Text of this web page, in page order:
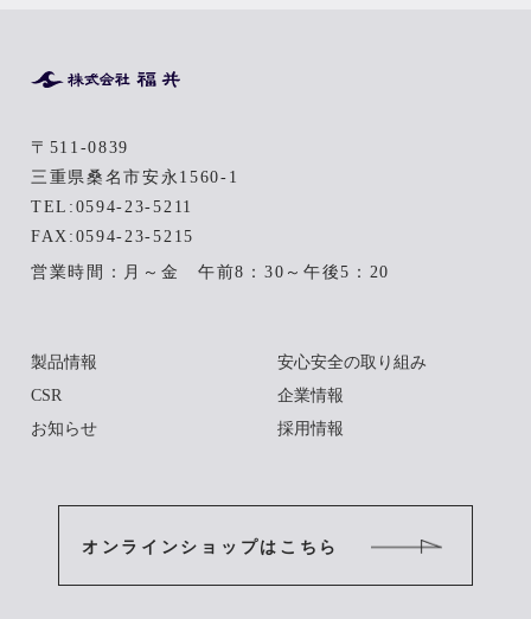
〒511-0839
三重県桑名市安永1560-1
TEL: 0594-23-5211
FAX:0594-23-5215
営業時間：月～金 午前8：30～午後5：20
製品情報
安心安全の取り組み
CSR
企業情報
お知らせ
採用情報
オンラインショップはこちら